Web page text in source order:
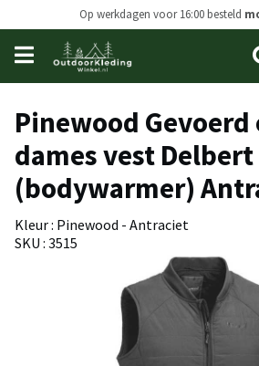
Op werkdagen voor 16:00 besteld
Open
main
menu
Pinewood
dames vest Delbert
(bodywarmer)
Kleur : Pinewood - Antraciet
SKU : 3515